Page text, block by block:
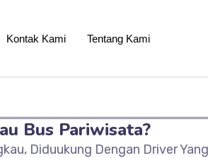
Kontak Kami Tentang Kami
Bus Pariwisata?
Diduukung Dengan Driver